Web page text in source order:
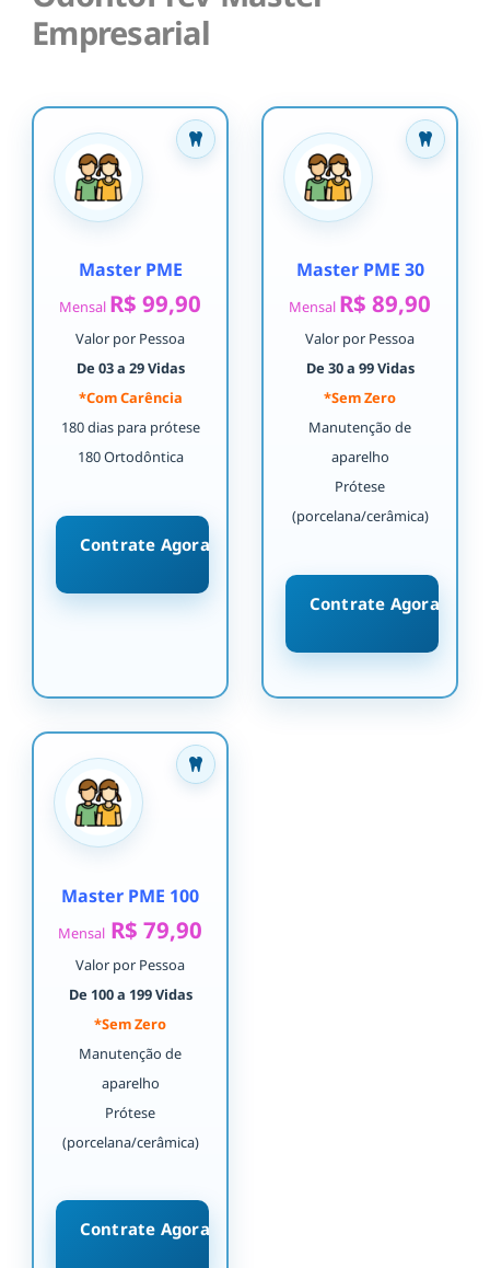
Empresarial
Master PME
Mensal R$ 99,90
Valor por Pessoa
De 03 a 29 Vidas
*Com Carência
180 dias para prótese
180 Ortodôntica
Contrate Agora
Master PME 30
Mensal R$ 89,90
Valor por Pessoa
De 30 a 99 Vidas
*Sem Zero
Manutenção de
aparelho
Prótese
(porcelana/cerâmica)
Contrate Agora
Master PME 100
Mensal R$ 79,90
Valor por Pessoa
De 100 a 199 Vidas
*Sem Zero
Manutenção de
aparelho
Prótese
(porcelana/cerâmica)
Contrate Agora